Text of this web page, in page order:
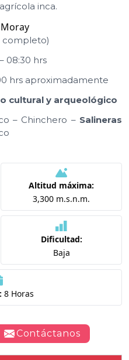
inca.
completo)
08:30 hrs
hrs aproximadamente
cultural y arqueológico
– Chinchero – Salineras
Altitud máxima:
3,300 m.s.n.m.
Dificultad:
Baja
8 Horas
Contáctanos